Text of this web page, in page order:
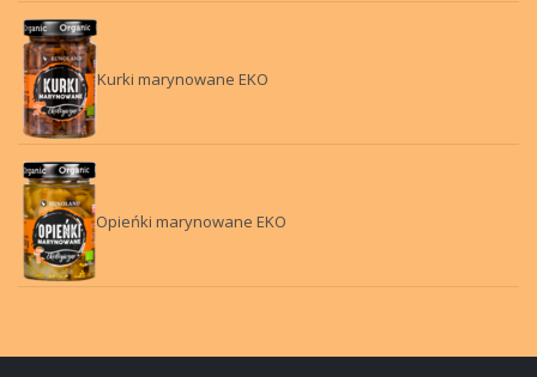
Kurki marynowane EKO
Opieńki marynowane EKO